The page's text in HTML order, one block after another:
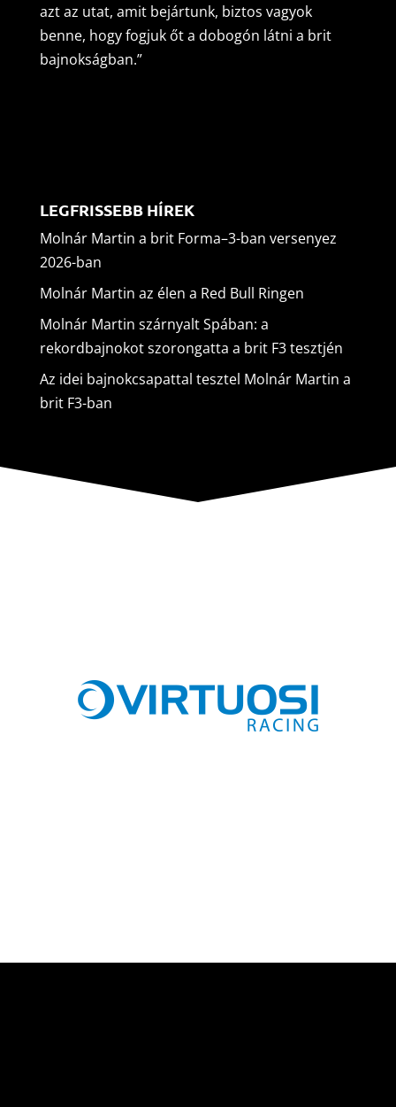
azt az utat, amit bejártunk, biztos vagyok
benne, hogy fogjuk őt a dobogón látni a brit
bajnokságban.”
LEGFRISSEBB HÍREK
Molnár Martin a brit Forma–3-ban versenyez
2026-ban
Molnár Martin az élen a Red Bull Ringen
Molnár Martin szárnyalt Spában: a
rekordbajnokot szorongatta a brit F3 tesztjén
Az idei bajnokcsapattal tesztel Molnár Martin a
brit F3-ban